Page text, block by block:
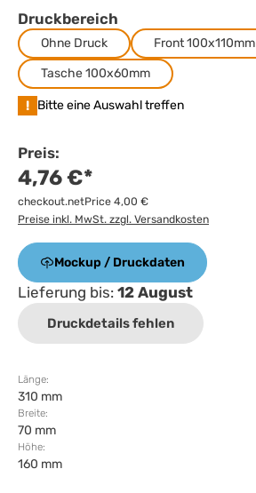
Druckbereich
Ohne Druck
Front 100x110mm
Tasche 100x60mm
! Bitte eine Auswahl treffen
Preis:
4,76 €*
checkout.netPrice 4,00 €
Preise inkl. MwSt. zzgl. Versandkosten
Mockup / Druckdaten
Lieferung bis: 12 August
Druckdetails fehlen
Länge:
310 mm
Breite:
70 mm
Höhe:
160 mm